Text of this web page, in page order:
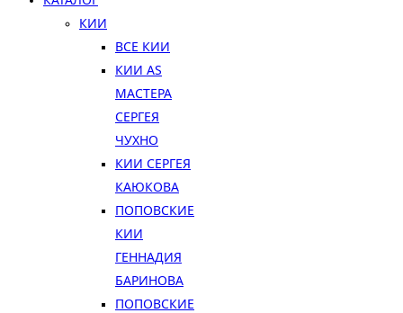
КИИ
ВСЕ КИИ
КИИ AS
МАСТЕРА
СЕРГЕЯ
ЧУХНО
КИИ СЕРГЕЯ
КАЮКОВА
ПОПОВСКИЕ
КИИ
ГЕННАДИЯ
БАРИНОВА
ПОПОВСКИЕ